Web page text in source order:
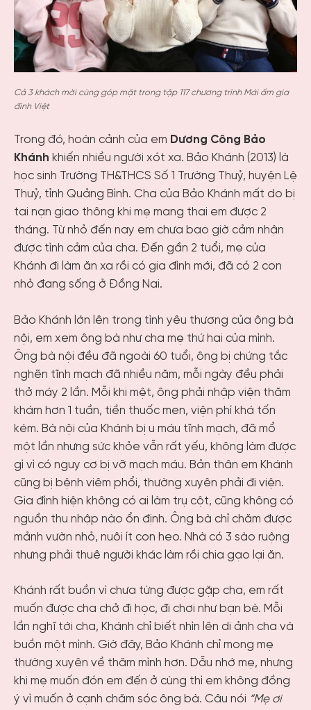
Cả 3 khách mời cùng góp mặt trong tập 117 chương trình Mái ấm gia
đình Việt
Trong đó, hoàn cảnh của em Dương Công Bảo
Khánh khiến nhiều người xót xa. Bảo Khánh (2013) là
học sinh Trường TH&THCS Số 1 Trường Thuỷ, huyện Lệ
Thuỷ, tỉnh Quảng Bình. Cha của Bảo Khánh mất do bị
tai nạn giao thông khi mẹ mang thai em được 2
tháng. Từ nhỏ đến nay em chưa bao giờ cảm nhận
được tình cảm của cha. Đến gần 2 tuổi, mẹ của
Khánh đi làm ăn xa rồi có gia đình mới, đã có 2 con
nhỏ đang sống ở Đồng Nai.
Bảo Khánh lớn lên trong tình yêu thương của ông bà
nội, em xem ông bà như cha mẹ thứ hai của mình.
Ông bà nội đều đã ngoài 60 tuổi, ông bị chứng tắc
nghẽn tĩnh mạch đã nhiều năm, mỗi ngày đều phải
thở máy 2 lần. Mỗi khi mệt, ông phải nhập viện thăm
khám hơn 1 tuần, tiền thuốc men, viện phí khá tốn
kém. Bà nội của Khánh bị u máu tĩnh mạch, đã mổ
một lần nhưng sức khỏe vẫn rất yếu, không làm được
gì vì có nguy cơ bị vỡ mạch máu. Bản thân em Khánh
cũng bị bệnh viêm phổi, thường xuyên phải đi viện.
Gia đình hiện không có ai làm trụ cột, cũng không có
nguồn thu nhập nào ổn định. Ông bà chỉ chăm được
mảnh vườn nhỏ, nuôi ít con heo. Nhà có 3 sào ruộng
nhưng phải thuê người khác làm rồi chia gạo lại ăn.
Khánh rất buồn vì chưa từng được gặp cha, em rất
muốn được cha chở đi học, đi chơi như bạn bè. Mỗi
lần nghĩ tới cha, Khánh chỉ biết nhìn lên di ảnh cha và
buồn một mình. Giờ đây, Bảo Khánh chỉ mong mẹ
thường xuyên về thăm mình hơn. Dẫu nhớ mẹ, nhưng
khi mẹ muốn đón em đến ở cùng thì em không đồng
ý vì muốn ở cạnh chăm sóc ông bà. Câu nói “Mẹ ơi